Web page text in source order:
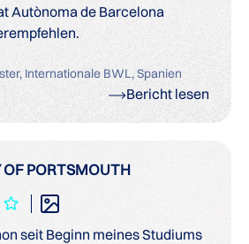
Autònoma de Barcelona
Internationale BWL, Spanien
Bericht lesen
OF PORTSMOUTH
seit Beginn meines Studiums